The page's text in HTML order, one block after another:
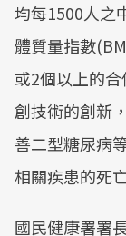
均每1500人之
體質量指數
或2個以上的
創技術的創新
善二型糖尿病
相關疾患的死
國民健康署署